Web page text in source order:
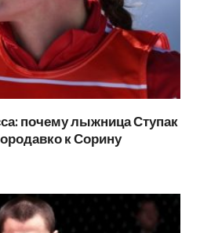
почему лыжница Ступак
к Сорину